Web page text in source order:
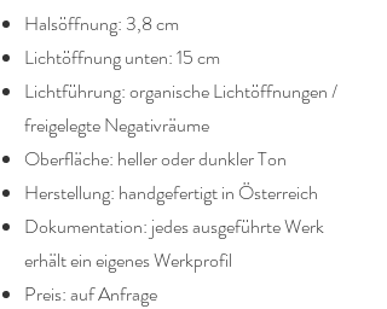
Halsöffnung: 3,8 cm
Lichtöffnung unten: 15 cm
Lichtführung: organische Lichtöffnungen /
freigelegte Negativräume
Oberfläche: heller oder dunkler Ton
Herstellung: handgefertigt in Österreich
Dokumentation: jedes ausgeführte Werk
erhält ein eigenes Werkprofil
Preis: auf Anfrage